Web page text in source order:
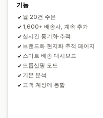
기능
월 20건 주문
1,600+ 배송사, 계속 추가
실시간 동기화·추적
브랜드화·현지화 추적 페이지
스마트 배송 대시보드
드롭십핑 모드
기본 분석
고객 계정에 통합